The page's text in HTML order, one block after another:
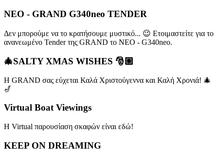
NEO - GRAND G340neo TENDER
Δεν μπορούμε να το κρατήσουμε μυστικό... 😉 Ετοιμαστείτε για το
ανανεωμένο Tender της GRAND το ΝΕΟ - G340neo.
🎄SALTY XMAS WISHES 🎅🏼
Η GRAND σας εύχεται Καλά Χριστούγεννα και Καλή Χρονιά! 🎄
🎷
Virtual Boat Viewings
H Virtual παρουσίαση σκαφών είναι εδώ!
KEEP ON DREAMING